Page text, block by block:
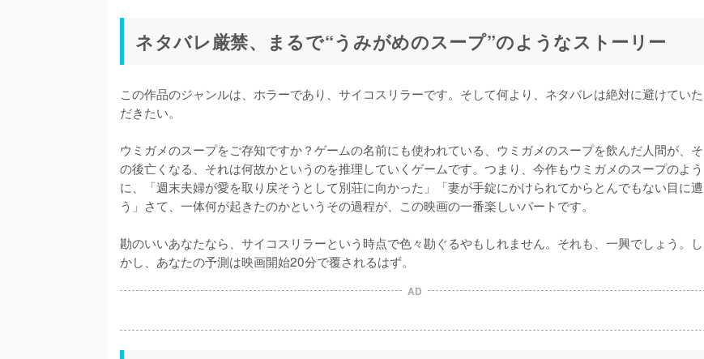
ネタバレ厳禁、まるで“うみがめのスープ”のようなストーリー
この作品のジャンルは、ホラーであり、サイコスリラーです。そして何より、ネタバレは絶対に避けていた
だきたい。
ウミガメのスープをご存知ですか？ゲームの名前にも使われている、ウミガメのスープを飲んだ人間が、そ
の後亡くなる、それは何故かというのを推理していくゲームです。つまり、今作もウミガメのスープのよう
に、「週末夫婦が愛を取り戻そうとして別荘に向かった」「妻が手錠にかけられてからとんでもない目に遭
う」さて、一体何が起きたのかというその過程が、この映画の一番楽しいパートです。
勘のいいあなたなら、サイコスリラーという時点で色々勘ぐるやもしれません。それも、一興でしょう。し
かし、あなたの予測は映画開始20分で覆されるはず。
AD